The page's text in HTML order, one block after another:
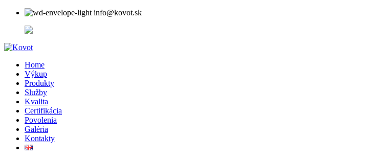
info@kovot.sk
Home
Výkup
Produkty
Služby
Kvalita
Certifikácia
Povolenia
Galéria
Kontakty